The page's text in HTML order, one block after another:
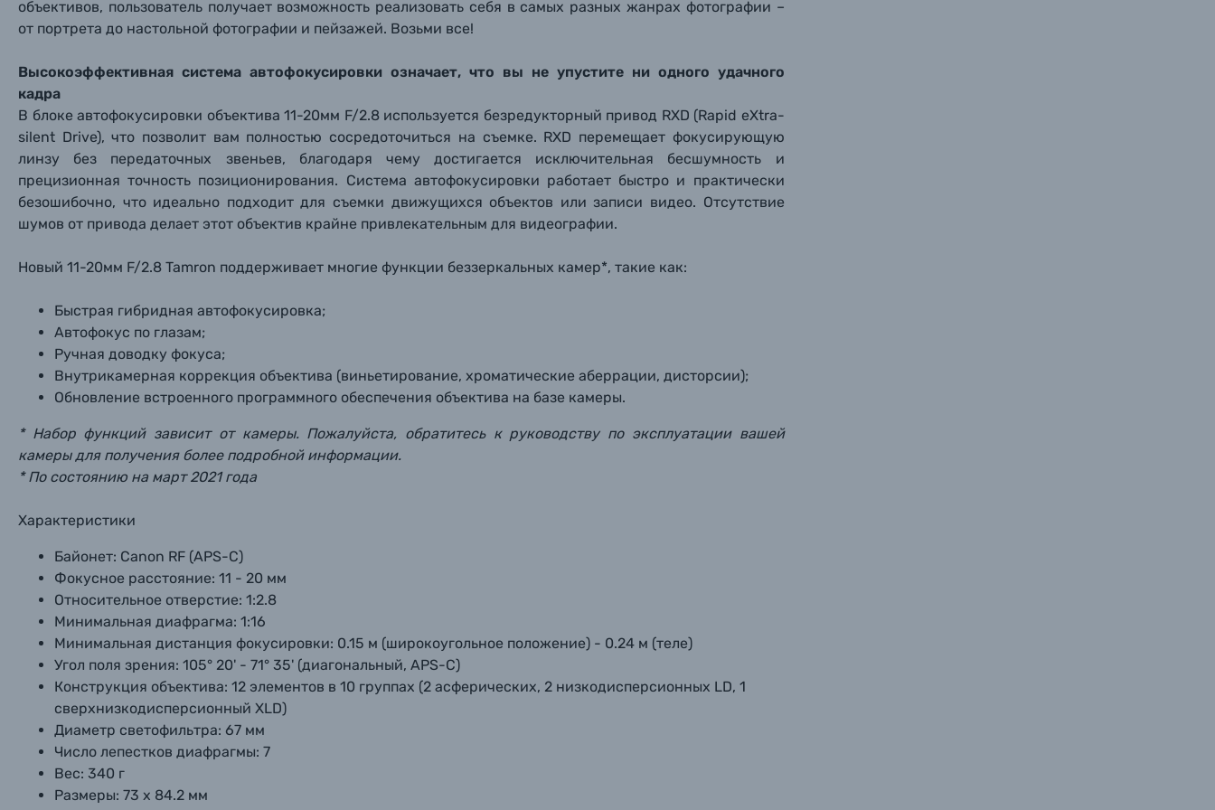
объективов, пользователь получает возможность реализовать себя в самых разных жанрах фотографии –
от портрета до настольной фотографии и пейзажей. Возьми все!
Высокоэффективная система автофокусировки означает, что вы не упустите ни одного удачного
кадра
В блоке автофокусировки объектива 11-20мм F/2.8 используется безредукторный привод RXD (Rapid eXtra-
silent Drive), что позволит вам полностью сосредоточиться на съемке. RXD перемещает фокусирующую
линзу без передаточных звеньев, благодаря чему достигается исключительная бесшумность и
прецизионная точность позиционирования. Система автофокусировки работает быстро и практически
безошибочно, что идеально подходит для съемки движущихся объектов или записи видео. Отсутствие
шумов от привода делает этот объектив крайне привлекательным для видеографии.
Новый 11-20мм F/2.8 Tamron поддерживает многие функции беззеркальных камер*, такие как:
Быстрая гибридная автофокусировка;
Автофокус по глазам;
Ручная доводку фокуса;
Внутрикамерная коррекция объектива (виньетирование, хроматические аберрации, дисторсии);
Обновление встроенного программного обеспечения объектива на базе камеры.
* Набор функций зависит от камеры. Пожалуйста, обратитесь к руководству по эксплуатации вашей
камеры для получения более подробной информации.
* По состоянию на март 2021 года
Характеристики
Байонет: Canon RF (APS-C)
Фокусное расстояние: 11 - 20 мм
Относительное отверстие: 1:2.8
Минимальная диафрагма: 1:16
Минимальная дистанция фокусировки: 0.15 м (широкоугольное положение) - 0.24 м (теле)
Угол поля зрения: 105° 20' - 71° 35' (диагональный, APS-C)
Конструкция объектива: 12 элементов в 10 группах (2 асферических, 2 низкодисперсионных LD, 1
сверхнизкодисперсионный XLD)
Диаметр светофильтра: 67 мм
Число лепестков диафрагмы: 7
Вес: 340 г
Размеры: 73 х 84.2 мм